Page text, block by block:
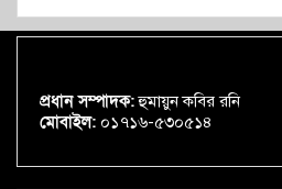
প্রধান সম্পাদক:হুমায়ুন কবির রনি
মোবাইল: ০১৭১৬-৫৩০৫১৪